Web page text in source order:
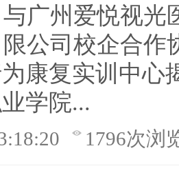
与广州爱悦视光
限公司校企合作
康复实训中心
学院...
1796次浏